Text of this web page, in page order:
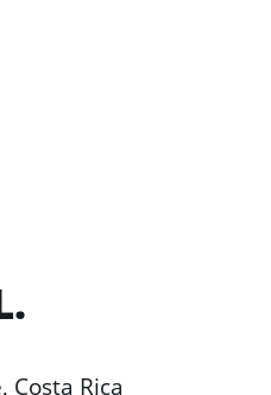
Costa Rica